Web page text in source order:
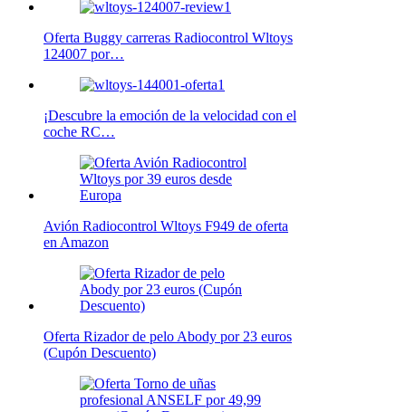
Oferta Buggy carreras Radiocontrol Wltoys
124007 por…
¡Descubre la emoción de la velocidad con el
coche RC…
Avión Radiocontrol Wltoys F949 de oferta
en Amazon
Oferta Rizador de pelo Abody por 23 euros
(Cupón Descuento)